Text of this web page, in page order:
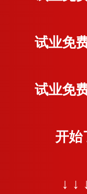
试业免
试业免
开始
↓ ↓